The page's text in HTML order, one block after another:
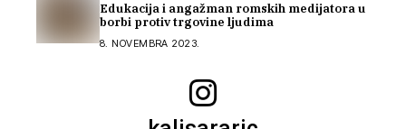
Edukacija i angažman romskih medijatora u
borbi protiv trgovine ljudima
8. NOVEMBRA 2023.